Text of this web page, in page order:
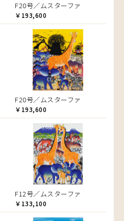
F20号／ムスターファ
￥193,600
F20号／ムスターファ
￥193,600
F12号／ムスターファ
￥133,100